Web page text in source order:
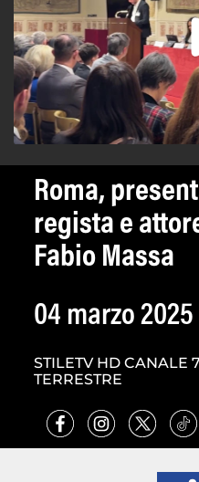
Roma,
regista e
Fabio Massa
04 marzo 2025
STILETV HD CANALE
TERRESTRE